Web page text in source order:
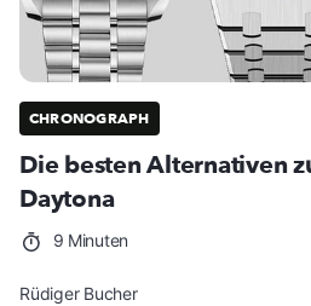
CHRONOGRAPH
Die besten Alternativen
Daytona
9 Minuten
Rüdiger Bucher